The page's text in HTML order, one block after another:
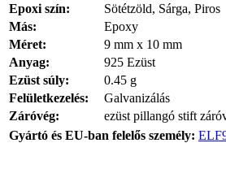
Epoxi szín:
Sötétzöld, Sárga, Piros
Más:
Epoxy
Méret:
9 mm x 10 mm
Anyag:
925 Ezüst
Ezüst súly:
0.45 g
Felületkezelés:
Galvanizálás
Záróvég:
ezüst pillangó stift
Gyártó és EU-ban felelős személy: